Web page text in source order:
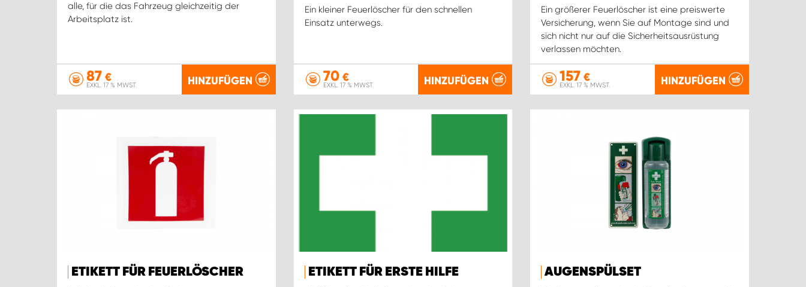
alle, für die das Fahrzeug gleichzeitig der
Arbeitsplatz ist.
87 €
EXKL. 17 % MWST. HINZUFÜGEN
Ein kleiner Feuerlöscher für den schnellen
Einsatz unterwegs.
70€
EXKL. 17 % MWST. HINZUFÜGEN
Ein größerer Feuerlöscher ist eine preiswerte
Versicherung, wenn Sie auf Montage sind und
sich nicht nur auf die Sicherheitsausrüstung
verlassen möchten.
157 €
EXKL. 17 % MWST. HINZUFÜGEN
ETIKETT FÜR FEUERLÖSCHER ETIKETT FÜR ERSTE HILFE AUGENSPÜLSET